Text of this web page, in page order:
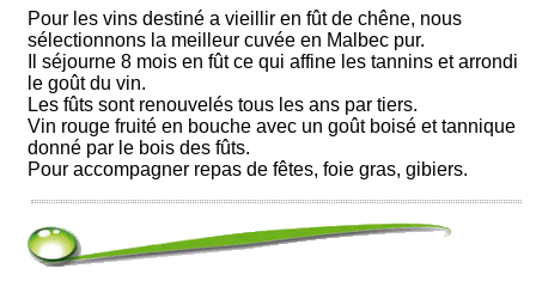
Pour les vins destiné a vieillir en fût de chêne, nous
sélectionnons la meilleur cuvée en Malbec pur.
Il séjourne 8 mois en fût ce qui affine les tannins et arrondi
le goût du vin.
Les fûts sont renouvelés tous les ans par tiers.
Vin rouge fruité en bouche avec un goût boisé et tannique
donné par le bois des fûts.
Pour accompagner repas de fêtes, foie gras, gibiers.